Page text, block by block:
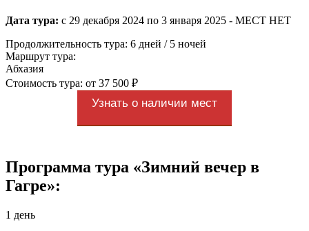
Дата тура: с 29 декабря 2024 по 3 января 2025 - МЕСТ НЕТ
Продолжительность тура: 6 дней / 5 ночей
Маршрут тура:
Абхазия
Стоимость тура: от 37 500 ₽
Узнать о наличии мест
Программа тура «Зимний вечер в
Гагре»:
1 день